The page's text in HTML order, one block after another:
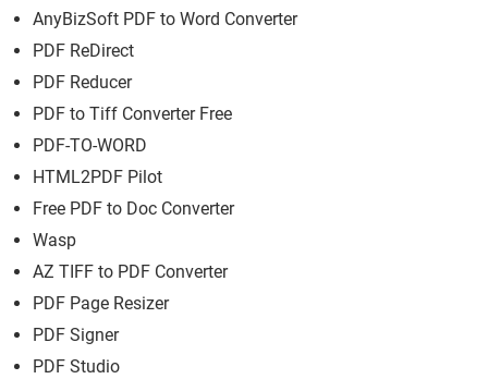
AnyBizSoft PDF to Word Converter
PDF ReDirect
PDF Reducer
PDF to Tiff Converter Free
PDF-TO-WORD
HTML2PDF Pilot
Free PDF to Doc Converter
Wasp
AZ TIFF to PDF Converter
PDF Page Resizer
PDF Signer
PDF Studio